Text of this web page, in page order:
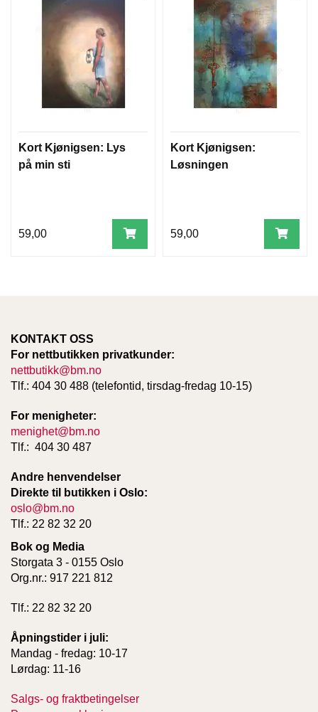
Kort Kjønigsen: Lys
på min sti
59,00
Kort Kjønigsen:
Løsningen
59,00
KONTAKT OSS
For nettbutikken privatkunder:
nettbutikk@bm.no
Tlf.: 404 30 488 (telefontid, tirsdag-fredag 10-15)
For menigheter:
menighet@bm.no
Tlf.: 404 30 487
Andre henvendelser
Direkte til butikken i Oslo:
oslo@bm.no
Tlf.: 22 82 32 20
Bok og Media
Storgata 3 - 0155 Oslo
Org.nr.: 917 221 812
Tlf.: 22 82 32 20
Åpningstider i juli:
Mandag - fredag: 10-17
Lørdag: 11-16
Salgs- og fraktbetingelser